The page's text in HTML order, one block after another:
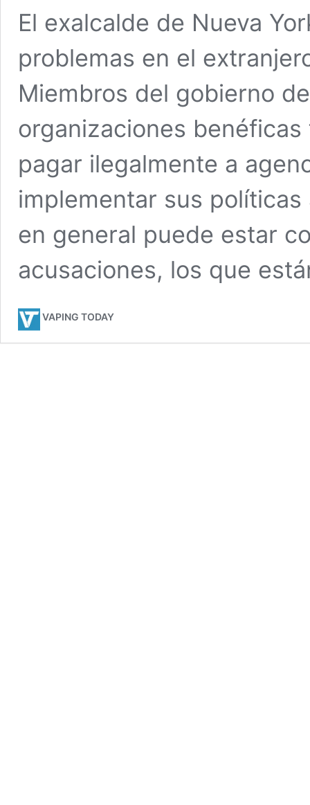
El exalcalde de Nueva
problemas en el
Miembros del gobierno
organizaciones
pagar ilegalmente a
implementar sus
en general puede estar
acusaciones, los que
VAPING TODAY